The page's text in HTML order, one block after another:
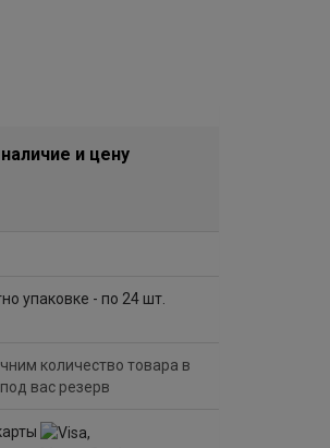
и цену
упаковке - по 24 шт.
количество товара в
вас резерв